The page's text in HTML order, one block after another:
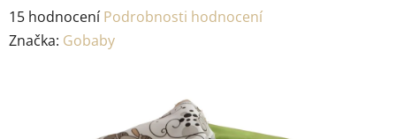
Průměrné
hodnocení
15 hodnocení Podrobnosti hodnocení
Značka: Gobaby